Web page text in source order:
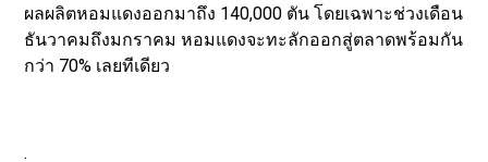
ผลผลิตหอมแดงออกมาถึง 140,000 ตัน โดยเฉพาะช่วงเดือน
ธันวาคมถึงมกราคม หอมแดงจะทะลักออกสู่ตลาดพร้อมกัน
กว่า 70% เลยทีเดียว
.